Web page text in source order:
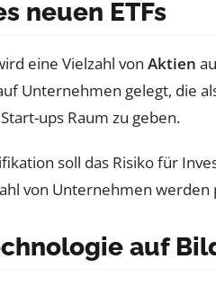
neuen ETFs
eine Vielzahl von Aktien
Unternehmen gelegt, die
ups Raum zu geben.
soll das Risiko für
von Unternehmen
auf